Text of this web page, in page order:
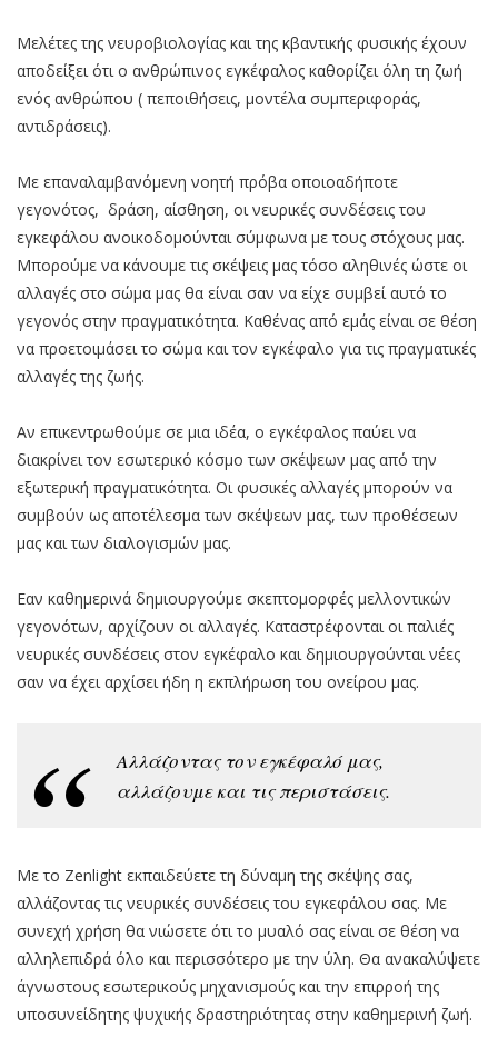
Μελέτες της νευροβιολογίας και της κβαντικής φυσικής έχουν
αποδείξει ότι ο ανθρώπινος εγκέφαλος καθορίζει όλη τη ζωή
ενός ανθρώπου ( πεποιθήσεις, μοντέλα συμπεριφοράς,
αντιδράσεις).
Με επαναλαμβανόμενη νοητή πρόβα οποιοαδήποτε
γεγονότος, δράση, αίσθηση, οι νευρικές συνδέσεις του
εγκεφάλου ανοικοδομούνται σύμφωνα με τους στόχους μας.
Μπορούμε να κάνουμε τις σκέψεις μας τόσο αληθινές ώστε οι
αλλαγές στο σώμα μας θα είναι σαν να είχε συμβεί αυτό το
γεγονός στην πραγματικότητα. Καθένας από εμάς είναι σε θέση
να προετοιμάσει το σώμα και τον εγκέφαλο για τις πραγματικές
αλλαγές της ζωής.
Αν επικεντρωθούμε σε μια ιδέα, ο εγκέφαλος παύει να
διακρίνει τον εσωτερικό κόσμο των σκέψεων μας από την
εξωτερική πραγματικότητα. Οι φυσικές αλλαγές μπορούν να
συμβούν ως αποτέλεσμα των σκέψεων μας, των προθέσεων
μας και των διαλογισμών μας.
Εαν καθημερινά δημιουργούμε σκεπτομορφές μελλοντικών
γεγονότων, αρχίζουν οι αλλαγές. Καταστρέφονται οι παλιές
νευρικές συνδέσεις στον εγκέφαλο και δημιουργούνται νέες
σαν να έχει αρχίσει ήδη η εκπλήρωση του ονείρου μας.
Αλλάζοντας τον εγκέφαλό μας,
αλλάζουμε και τις περιστάσεις.
Με το Zenlight εκπαιδεύετε τη δύναμη της σκέψης σας,
αλλάζοντας τις νευρικές συνδέσεις του εγκεφάλου σας. Με
συνεχή χρήση θα νιώσετε ότι το μυαλό σας είναι σε θέση να
αλληλεπιδρά όλο και περισσότερο με την ύλη. Θα ανακαλύψετε
άγνωστους εσωτερικούς μηχανισμούς και την επιρροή της
υποσυνείδητης ψυχικής δραστηριότητας στην καθημερινή ζωή.